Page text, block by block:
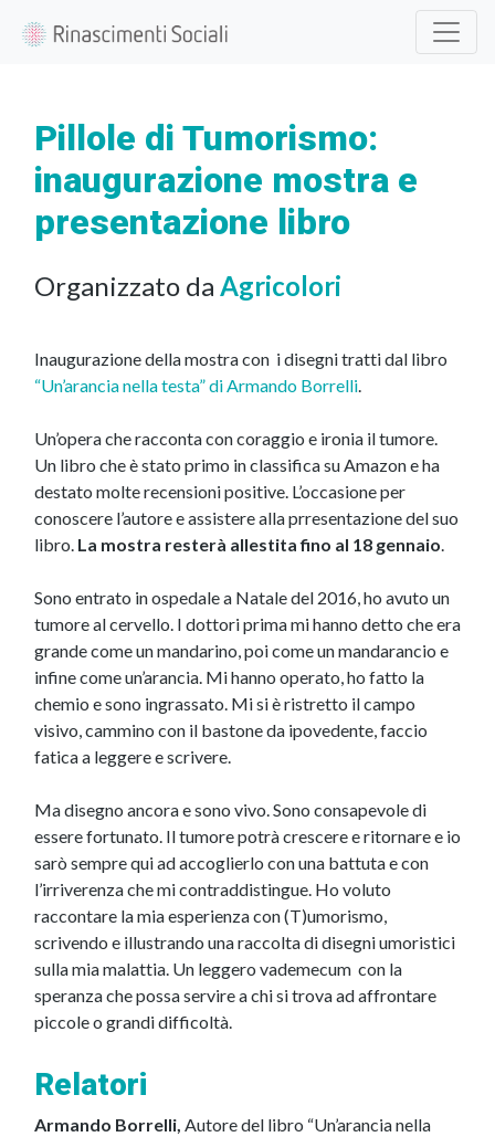
Pillole di Tumorismo:
inaugurazione mostra e
presentazione libro
Organizzato da Agricolori
Inaugurazione della mostra con i disegni tratti dal libro
“Un’arancia nella testa” di Armando Borrelli.
Un’opera che racconta con coraggio e ironia il tumore.
Un libro che è stato primo in classifica su Amazon e ha
destato molte recensioni positive. L’occasione per
conoscere l’autore e assistere alla prresentazione del suo
libro. La mostra resterà allestita fino al 18 gennaio.
Sono entrato in ospedale a Natale del 2016, ho avuto un
tumore al cervello. I dottori prima mi hanno detto che era
grande come un mandarino, poi come un mandarancio e
infine come un’arancia. Mi hanno operato, ho fatto la
chemio e sono ingrassato. Mi si è ristretto il campo
visivo, cammino con il bastone da ipovedente, faccio
fatica a leggere e scrivere.
Ma disegno ancora e sono vivo. Sono consapevole di
essere fortunato. Il tumore potrà crescere e ritornare e io
sarò sempre qui ad accoglierlo con una battuta e con
l’irriverenza che mi contraddistingue. Ho voluto
raccontare la mia esperienza con (T)umorismo,
scrivendo e illustrando una raccolta di disegni umoristici
sulla mia malattia. Un leggero vademecum con la
speranza che possa servire a chi si trova ad affrontare
piccole o grandi difficoltà.
Relatori
Armando Borrelli, Autore del libro “Un’arancia nella